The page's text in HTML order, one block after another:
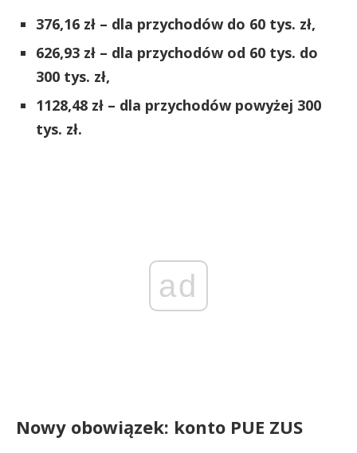
376,16 zł – dla przychodów do 60 tys. zł,
626,93 zł – dla przychodów od 60 tys. do
300 tys. zł,
1128,48 zł – dla przychodów powyżej 300
tys. zł.
ad
Nowy obowiązek: konto PUE ZUS